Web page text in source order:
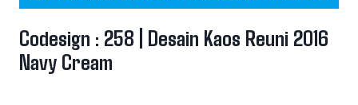
Codesign : 258 | Desain Kaos Reuni 2016
Navy Cream